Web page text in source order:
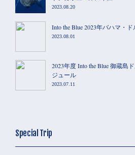
2023.08.20
Into the Blue 2023年バハマ・
2023.08.01
2023年度 Into the Blue 御蔵
ジュール
2023.07.11
Special Trip